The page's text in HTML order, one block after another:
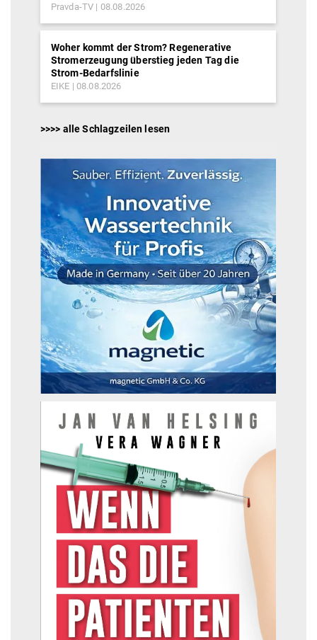
Pravda-TV 08.08.2026
Woher kommt der Strom? Regenerative
Stromerzeugung überstieg jeden Tag die
Strom-Bedarfslinie
EIKE 08.08.2026
>>>> alle Schlagzeilen lesen